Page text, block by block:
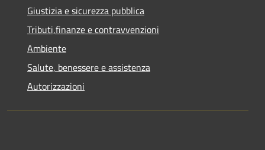
Giustizia e sicurezza pubblica
Tributi,finanze e contravvenzioni
Ambiente
Salute, benessere e assistenza
Autorizzazioni